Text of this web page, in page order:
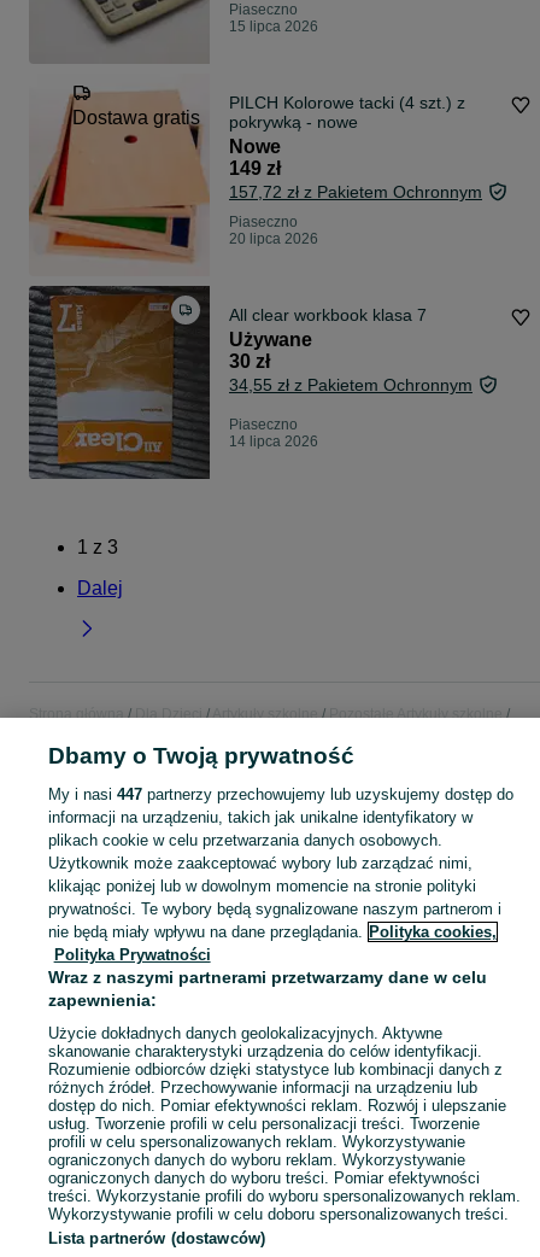
Piaseczno
15 lipca 2026
Dostawa gratis
PILCH Kolorowe tacki (4 szt.) z
pokrywką - nowe
Nowe
149 zł
157,72 zł z Pakietem Ochronnym
Piaseczno
20 lipca 2026
All clear workbook klasa 7
Używane
30 zł
34,55 zł z Pakietem Ochronnym
Piaseczno
14 lipca 2026
1 z 3
Dalej
Strona główna Dla Dzieci Artykuły szkolne
Pozostałe Artykuły szkolne
Piaseczno
KATEGORIA
bidon szkolny,worek na obuwie,śniadaniówka szkolna Zobacz
Mapa kategorii
Mapa miejscowości
Mapa ministron
Popularne wyszukiwania
Dbamy o Twoją prywatność
My i nasi 447partnerzy przechowujemy lub uzyskujemy dostęp do
informacji na urządzeniu, takich jak unikalne identyfikatory w
plikach cookie w celu przetwarzania danych osobowych.
Użytkownik może zaakceptować wybory lub zarządzać nimi,
klikając poniżej lub w dowolnym momencie na stronie polityki
prywatności. Te wybory będą sygnalizowane naszym partnerom i
nie będą miały wpływu na dane przeglądania. Polityka cookies,
Polityka Prywatności
Wraz z naszymi partnerami przetwarzamy dane w celu
zapewnienia:
Użycie dokładnych danych geolokalizacyjnych. Aktywne
skanowanie charakterystyki urządzenia do celów identyfikacji.
Rozumienie odbiorców dzięki statystyce lub kombinacji danych z
różnych źródeł. Przechowywanie informacji na urządzeniu lub
dostęp do nich. Pomiar efektywności reklam. Rozwój i ulepszanie
usług. Tworzenie profili w celu personalizacji treści. Tworzenie
profili w celu spersonalizowanych reklam. Wykorzystywanie
ograniczonych danych do wyboru reklam. Wykorzystywanie
ograniczonych danych do wyboru treści. Pomiar efektywności
treści. Wykorzystanie profili do wyboru spersonalizowanych reklam.
Wykorzystywanie profili w celu doboru spersonalizowanych treści.
Lista partnerów (dostawców)